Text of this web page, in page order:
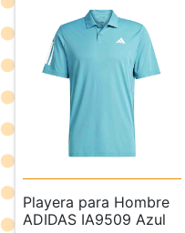
Playera para Hombre
ADIDAS IA9509 Azul